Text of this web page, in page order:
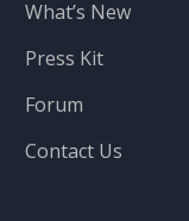
What’s New
Press Kit
Forum
Contact Us